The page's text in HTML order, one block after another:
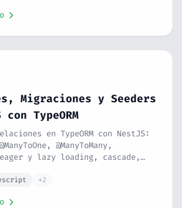
Migraciones y Seeders
TypeORM
en TypeORM con NestJS:
@ManyToMany,
y lazy loading, cascade,
tipados. Serie NestJS #9.
+2